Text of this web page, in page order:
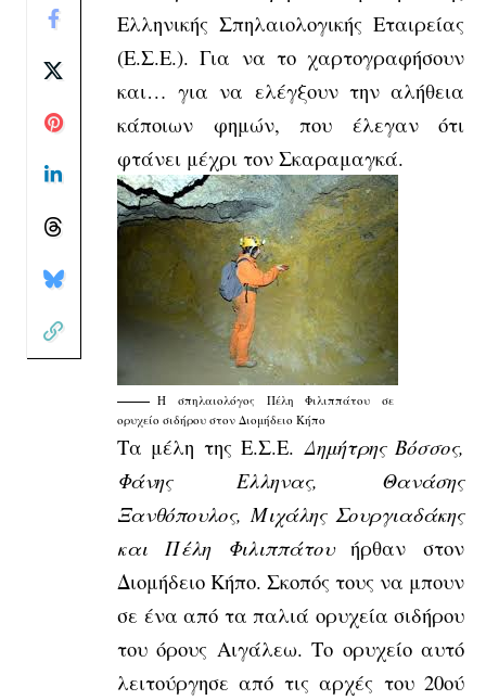
Ελληνικής Σπηλαιολογικής Εταιρείας
(Ε.Σ.Ε.). Για να το χαρτογραφήσουν
και… για να ελέγξουν την αλήθεια
κάποιων φημών, που έλεγαν ότι
φτάνει μέχρι τον Σκαραμαγκά.
Η σπηλαιολόγος Πέλη Φιλιππάτου σε
ορυχείο σιδήρου στον Διομήδειο Κήπο
Τα μέλη της Ε.Σ.Ε. Δημήτρης Βόσσος,
Φάνης Ελληνας, Θανάσης
Ξανθόπουλος, Μιχάλης Σουργιαδάκης
και Πέλη Φιλιππάτουήρθαν στον
Διομήδειο Κήπο. Σκοπός τους να μπουν
σε ένα από τα παλιά ορυχεία σιδήρου
του όρους Αιγάλεω. Το ορυχείο αυτό
λειτούργησε από τις αρχές του 20ού